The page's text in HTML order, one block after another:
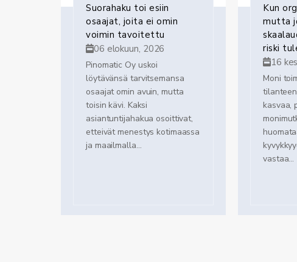
Suorahaku toi esiin
osaajat, joita ei omin
voimin tavoitettu
06 elokuun, 2026
Pinomatic Oy uskoi
löytävänsä tarvitsemansa
osaajat omin avuin, mutta
toisin kävi. Kaksi
asiantuntijahakua osoittivat,
etteivät menestys kotimaassa
ja maailmalla...
Kun
mutta
riski
16
Moni
kasvaa,
vastaa...